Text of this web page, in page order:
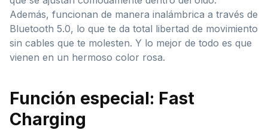
Además, funcionan de manera inalámbrica a través de
Bluetooth 5.0, lo que te da total libertad de movimiento
sin cables que te molesten. Y lo mejor de todo es que
vienen en un hermoso color rosa.
Función especial: Fast
Charging